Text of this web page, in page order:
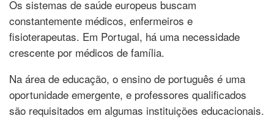
Os sistemas de saúde europeus buscam
constantemente médicos, enfermeiros e
fisioterapeutas. Em Portugal, há uma necessidade
crescente por médicos de família.
Na área de educação, o ensino de português é uma
oportunidade emergente, e professores qualificados
são requisitados em algumas instituições educacionais.